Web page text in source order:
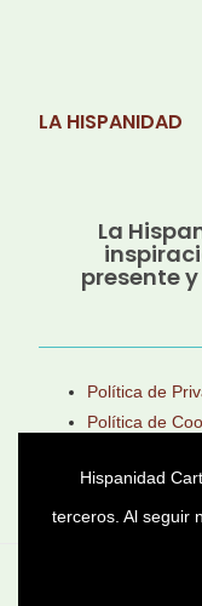
LA HISPANIDAD
La
presente
Política de
Política de
Asociación
Hispanidad
terceros. Al seguir